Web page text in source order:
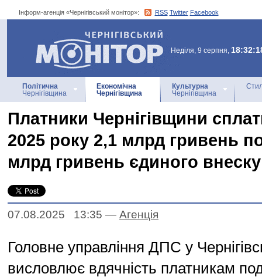
Інформ-агенція «Чернігівський монітор»: RSS Twitter Facebook
Інформ-агенція
«Чернігівський монітор»
Неділя, 9 серпня,
Політична
Чернігівщина
Економічна
Чернігівщина
Культурна
Чернігівщина
Платники Чернігівщини
2025 року 2,1 млрд гривень
млрд гривень єдиного внеску
07.08.2025 13:35 — Агенцiя
Головне управління ДПС у
висловлює вдячність платникам